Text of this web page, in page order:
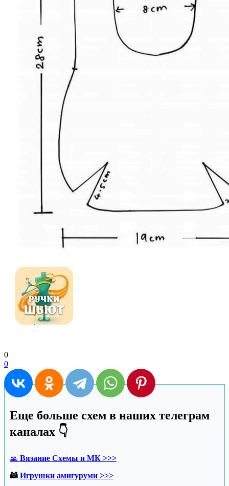
0
0
Еще больше схем в наших телеграм
каналах 👇
🙏 Вязание Схемы и МК >>>
🦝 Игрушки амигуруми >>>